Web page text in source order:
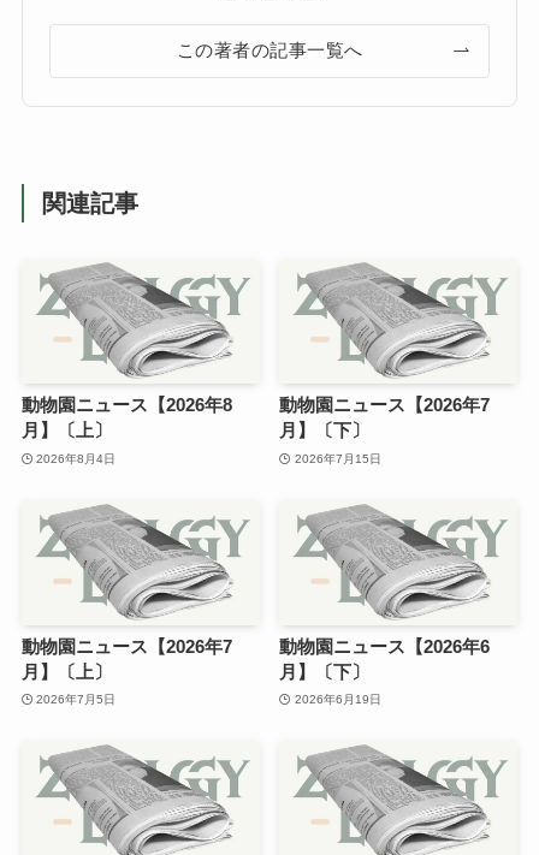
この著者の記事一覧へ
関連記事
動物園ニュース【2026年8
月】〔上〕
2026年8月4日
動物園ニュース【2026年7
月】〔下〕
2026年7月15日
動物園ニュース【2026年7
月】〔上〕
2026年7月5日
動物園ニュース【2026年6
月】〔下〕
2026年6月19日